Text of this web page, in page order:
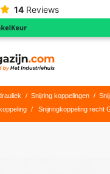
14 Reviews
/ Snijring koppelingen /
/ Snijringkoppeling recht